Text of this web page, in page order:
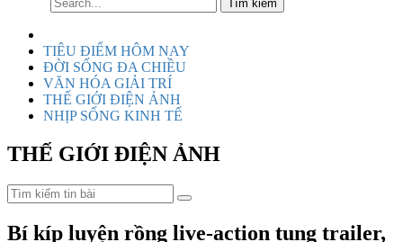
TIÊU ĐIỂM HÔM NAY
ĐỜI SỐNG ĐA CHIỀU
VĂN HÓA GIẢI TRÍ
THẾ GIỚI ĐIỆN ẢNH
NHỊP SỐNG KINH TẾ
THẾ GIỚI ĐIỆN ẢNH
Bí kíp luyện rồng live-action tung trailer,